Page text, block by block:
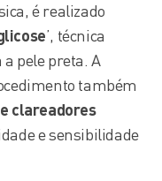
é realizado
’, técnica
pele preta. A
também
clareadores
e sensibilidade